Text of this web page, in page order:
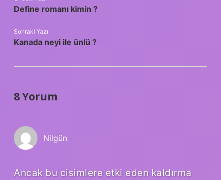
Define romanı kimin ?
Sonraki Yazı
Kanada neyi ile ünlü ?
8 Yorum
Nilgün
Ancak bu cisimlere etki eden kaldırma